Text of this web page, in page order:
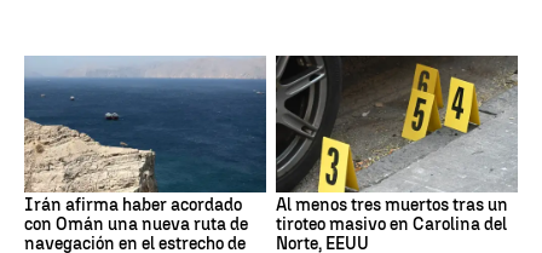
Irán afirma haber acordado
con Omán una nueva ruta de
navegación en el estrecho de
Al menos tres muertos tras un
tiroteo masivo en Carolina del
Norte, EEUU